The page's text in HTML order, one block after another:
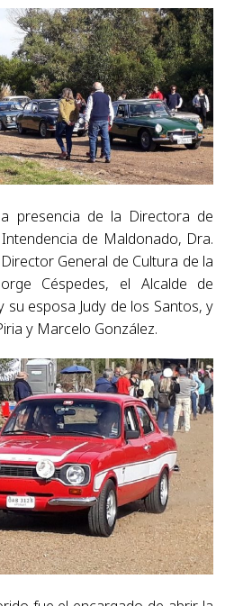
presencia de la Directora de
de Maldonado, Dra.
General de Cultura de la
Céspedes, el Alcalde de
su esposa Judy de los Santos, y
y Marcelo González.